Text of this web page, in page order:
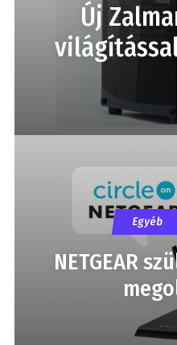
Új
Egyéb
NETGEAR